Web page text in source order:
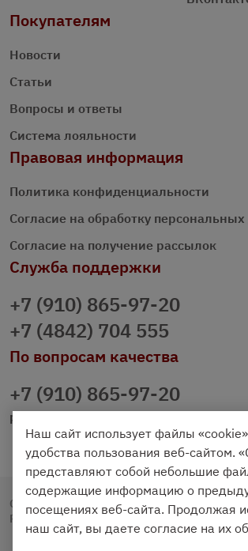
Покупателям
Новости
Статьи
Вопросы и ответы
Система лояльности
Правовая информация
Политика конфиденциальности
Согласие на обработку
Согласие на получение рассылок
Служба поддержки
+7 (910) 865-97-20
+7 (4842) 704 555
По вопросам качества
+7 (910) 865-97-20
prazdnichniy40@palmi.ru
Copyright © 2020 - 2026. Праздничный Стол.
Разработка и продвижение - Vegas Studio
Наш сайт использует файлы
удобства пользования веб-сайтом.
представляют собой небольшие
содержащие информацию о
посещениях веб-сайта. Продолжая
наш сайт, вы даете согласие на их